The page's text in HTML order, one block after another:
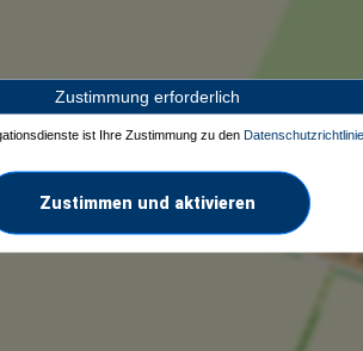
Zustimmung erforderlich
ist Ihre Zustimmung zu den
Zustimmen und aktivieren